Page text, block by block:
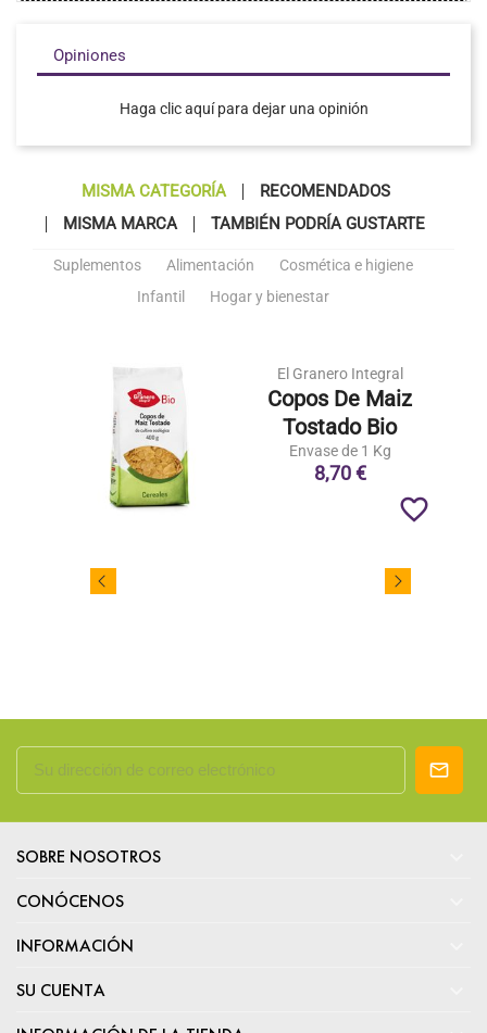
Opiniones
Haga clic aquí para dejar una opinión
MISMA CATEGORÍA
RECOMENDADOS
MISMA MARCA
TAMBIÉN PODRÍA GUSTARTE
Suplementos Alimentación
Cosmética e higiene
Infantil
Hogar y bienestar
El Granero Integral
Copos De Maiz
Tostado Bio
Envase de 1 Kg
8,70 €
favorite_border
SOBRE NOSOTROS
CONÓCENOS
INFORMACIÓN
SU CUENTA